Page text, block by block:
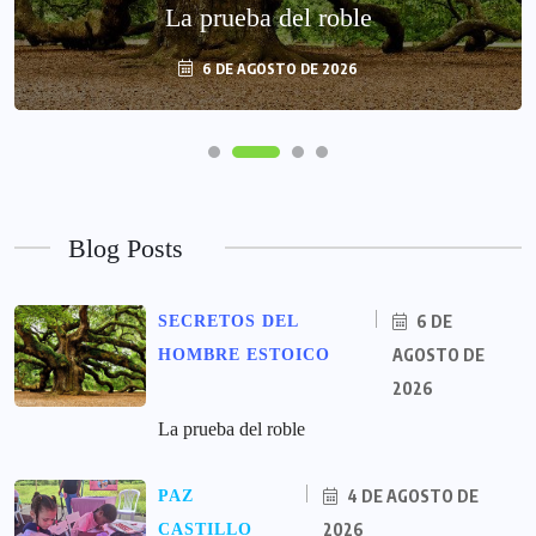
La prueba del roble
6 DE AGOSTO DE 2026
4 DE AGOSTO DE 2026
Blog Posts
SECRETOS DEL
HOMBRE ESTOICO
6 DE
AGOSTO DE
2026
La prueba del roble
PAZ
CASTILLO
4 DE AGOSTO DE
2026